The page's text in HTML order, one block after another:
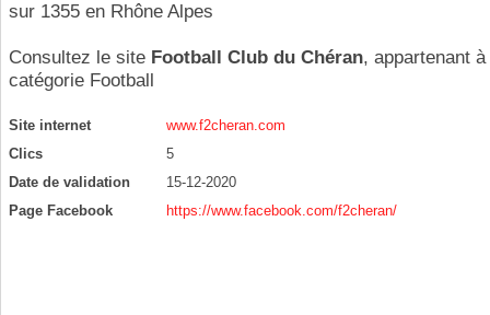
sur 1355 en Rhône Alpes
Consultez le site Football Club du Chéran, appartenant à
catégorie Football
Site internet
www.f2cheran.com
Clics
5
Date de validation
15-12-2020
Page Facebook
https://www.facebook.com/f2cheran/